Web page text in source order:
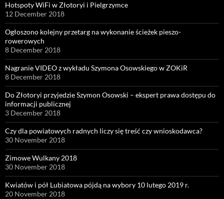
Hotspoty WiFi w Złotoryi i Pielgrzymce
12 December 2018
Ogłoszono kolejny przetarg na wykonanie ścieżek pieszo-
rowerowych
8 December 2018
Nagranie VIDEO z wykładu Szymona Osowskiego w ZOKiR
8 December 2018
Do Złotoryi przyjedzie Szymon Osowski – ekspert prawa dostępu do
informacji publicznej
3 December 2018
Czy dla powiatowych radnych liczy się treść czy wnioskodawca?
30 November 2018
Zimowe Wulkany 2018
30 November 2018
Kwiatów i pół Lubiatowa pójdą na wybory 10 lutego 2019 r.
20 November 2018